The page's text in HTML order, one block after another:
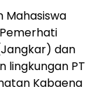
Mahasiswa
dan
lingkungan PT
Kabaena